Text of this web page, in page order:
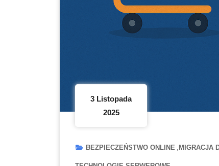
3 Listopada
2025
BEZPIECZEŃSTWO ONLINE MIGRACJA